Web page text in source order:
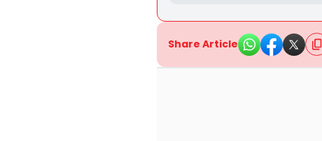
Share Article